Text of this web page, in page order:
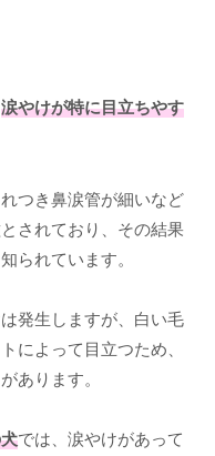
涙やけが特に目立ちやす
つき鼻涙管が細いなど
されており、その結果
られています。
発生しますが、白い毛
によって目立つため、
あります。
では、涙やけがあって